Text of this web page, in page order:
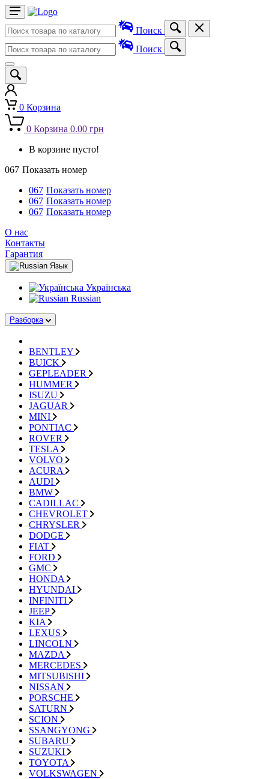
Поиск
Поиск
0 Корзина
0 Корзина 0.00 грн
В корзине пусто!
067 Показать номер
067 Показать номер
067 Показать номер
067 Показать номер
О нас
Контакты
Гарантия
Язык
Українська
Russian
Разборка
BENTLEY
BUICK
GEPLEADER
HUMMER
ISUZU
JAGUAR
MINI
PONTIAC
ROVER
TESLA
VOLVO
ACURA
AUDI
BMW
CADILLAC
CHEVROLET
CHRYSLER
DODGE
FIAT
FORD
GMC
HONDA
HYUNDAI
INFINITI
JEEP
KIA
LEXUS
LINCOLN
MAZDA
MERCEDES
MITSUBISHI
NISSAN
PORSCHE
SATURN
SCION
SSANGYONG
SUBARU
SUZUKI
TOYOTA
VOLKSWAGEN